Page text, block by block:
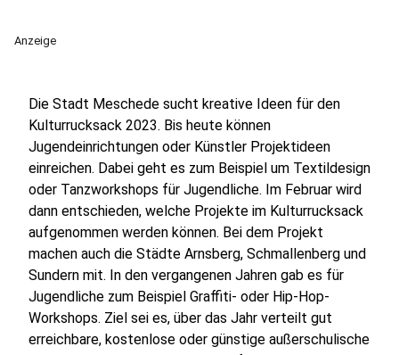
Anzeige
Die Stadt Meschede sucht kreative Ideen für den
Kulturrucksack 2023. Bis heute können
Jugendeinrichtungen oder Künstler Projektideen
einreichen. Dabei geht es zum Beispiel um Textildesign
oder Tanzworkshops für Jugendliche. Im Februar wird
dann entschieden, welche Projekte im Kulturrucksack
aufgenommen werden können. Bei dem Projekt
machen auch die Städte Arnsberg, Schmallenberg und
Sundern mit. In den vergangenen Jahren gab es für
Jugendliche zum Beispiel Graffiti- oder Hip-Hop-
Workshops. Ziel sei es, über das Jahr verteilt gut
erreichbare, kostenlose oder günstige außerschulische